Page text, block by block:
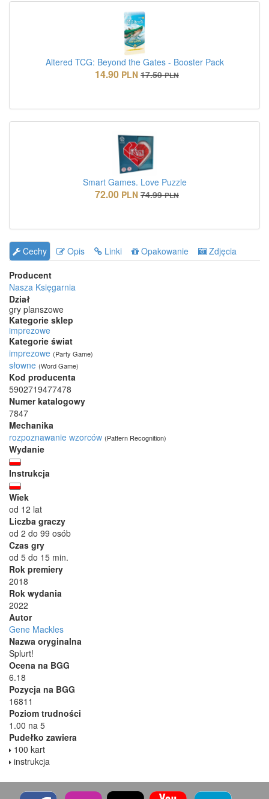
Altered TCG: Beyond the Gates - Booster Pack
14.90 PLN 17.50 PLN
Smart Games. Love Puzzle
72.00 PLN 74.99 PLN
Cechy Opis Linki Opakowanie
Zdjęcia
Producent
Nasza Księgarnia
Dział
gry planszowe
Kategorie sklep
imprezowe
Kategorie świat
imprezowe (Party Game)
słowne (Word Game)
Kod producenta
5902719477478
Numer katalogowy
7847
Mechanika
rozpoznawanie wzorców (Pattern Recognition)
Wydanie
Instrukcja
Wiek
od 12 lat
Liczba graczy
od 2 do 99 osób
Czas gry
od 5 do 15 min.
Rok premiery
2018
Rok wydania
2022
Autor
Gene Mackles
Nazwa oryginalna
Splurt!
Ocena na BGG
6.18
Pozycja na BGG
16811
Poziom trudności
1.00 na 5
Pudełko zawiera
100 kart
instrukcja